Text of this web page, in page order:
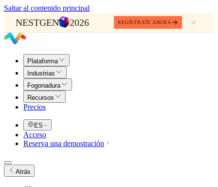
Saltar al contenido principal
NESTGEN 2026 REGÍSTRATE AHORA
Plataforma
Industrias
Fogonadura
Recursos
Precios
ES
Acceso
Reserva una demostración
Atrás